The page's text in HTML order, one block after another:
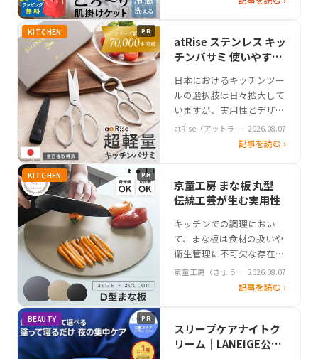
形で注目を集めるのが、眠
りのひろば【ふとんの江
ろ〜りケット」です。この
製品は、従来のダウンケッ
トや羽毛肌掛け布…
KITCHEN PR
atRise ステンレス キッ
チンバサミ 使いやすさ
日本におけるキッチンツー
ルの選択肢は日々拡大して
いますが、実用性とデザイ
ン性を両立させる製品の需
要は特に高まっています。
チンバサミは、軽量かつコ
ンパクトなSサイズの登場
れまでのロングセラーモデ
ルから生まれた新サイズ
は、使い…
atRise（アットライ 2026.08.07
記事を読む ›
KITCHEN PR
京童工房 まな板 丸型
伝統工芸が生む実用性
キッチンでの調理におい
て、まな板は食材の扱いや
衛生管理に不可欠な存在で
す。特に近年は、使いやす
さと機能性が重視され、柔
そんな中、京童工房が展開
する「まな板 丸型」は、D
京童工房（きょうわ 2026.08.07
記事を読む ›
BEAUTY PR
スリープケアナイトク
リーム｜LANEIGE公式